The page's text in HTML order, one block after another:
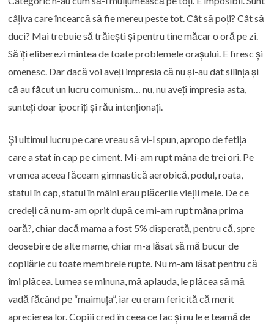
câțiva care încearcă să fie mereu peste tot. Cât să poți? Cât să
duci? Mai trebuie să trăiești și pentru tine măcar o oră pe zi.
Să îți eliberezi mintea de toate problemele orașului. E firesc și
omenesc. Dar dacă voi aveți impresia că nu și-au dat silința și
că au făcut un lucru comunism… nu, nu aveți impresia asta,
sunteți doar ipocriți și rău intenționați.
Și ultimul lucru pe care vreau să vi-l spun, apropo de fetița
care a stat în cap pe ciment. Mi-am rupt mâna de trei ori. Pe
vremea aceea făceam gimnastică aerobică, podul, roata,
statul în cap, statul în mâini erau plăcerile vieții mele. De ce
credeți că nu m-am oprit după ce mi-am rupt mâna prima
oară?, chiar dacă mama a fost 5% disperată, pentru că, spre
deosebire de alte mame, chiar m-a lăsat să mă bucur de
copilărie cu toate membrele rupte. Nu m-am lăsat pentru că
îmi plăcea. Lumea se minuna, mă aplauda, le plăcea să mă
vadă făcând pe “maimuța”, iar eu eram fericită că merit
aprecierea lor. Copiii cred în ceea ce fac și nu le e teamă de